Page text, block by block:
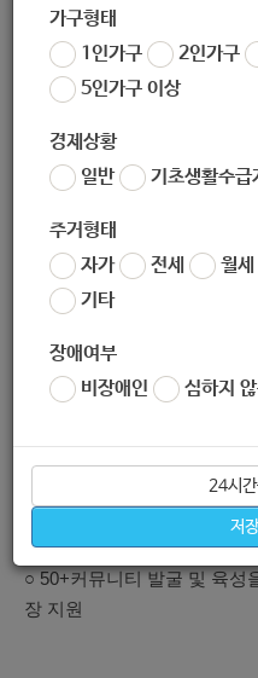
가구형태
1인가구
2인가구
5인가구 이상
경제상황
일반
기초생활수급
주거형태
자가
전세 월세
기타
장애여부
비장애인
심하지
24시간
저
사회적 경험과 전문성을 갖
여 다음과 같이 서울시 50+
사업개요
□ 사업목적
○교육현장에서 50+세대의
○ 50+커뮤니티 발굴 및 육성
장 지원